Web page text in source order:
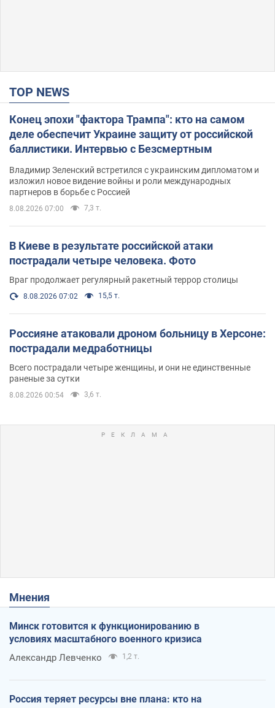
TOP NEWS
Конец эпохи "фактора Трампа": кто на самом
деле обеспечит Украине защиту от российской
баллистики. Интервью с Безсмертным
Владимир Зеленский встретился с украинским дипломатом и
изложил новое видение войны и роли международных
партнеров в борьбе с Россией
8.08.2026 07:00 7,3 т.
В Киеве в результате российской атаки
пострадали четыре человека. Фото
Враг продолжает регулярный ракетный террор столицы
8.08.2026 07:02 15,5 т.
Россияне атаковали дроном больницу в Херсоне:
пострадали медработницы
Всего пострадали четыре женщины, и они не единственные
раненые за сутки
8.08.2026 00:54 3,6 т.
Мнения
Минск готовится к функционированию в
условиях масштабного военного кризиса
Александр Левченко 1,2 т.
Россия теряет ресурсы вне плана: кто на